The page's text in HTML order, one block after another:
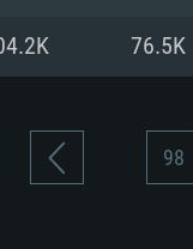
76.5K
98